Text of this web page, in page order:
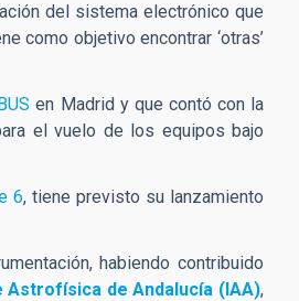
del sistema electrónico que
como objetivo encontrar ‘otras’
en Madrid y que contó con la
el vuelo de los equipos bajo
6, tiene previsto su lanzamiento
habiendo contribuido
Astrofísica de Andalucía (IAA),